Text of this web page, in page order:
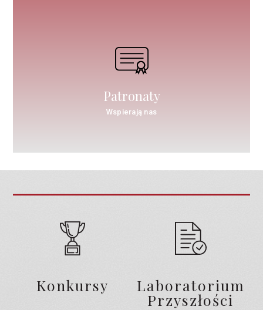
Patronaty
Wspierają nas
Konkursy Laboratorium
Przyszłości